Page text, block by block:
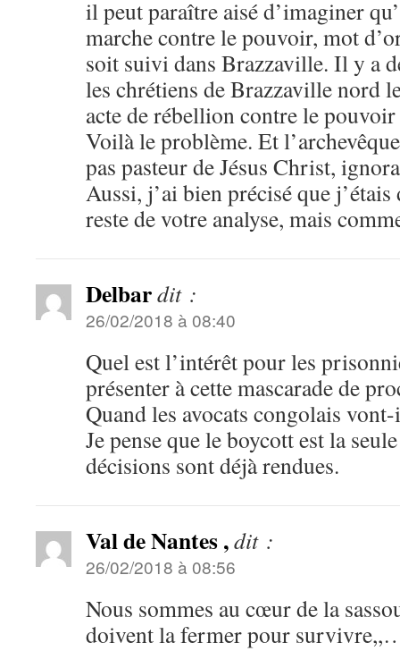
il peut paraître aisé d’imaginer
marche contre le pouvoir, mot
soit suivi dans Brazzaville. Il y a
les chrétiens de Brazzaville nord
acte de rébellion contre le
Voilà le problème. Et
pas pasteur de Jésus Christ,
Aussi, j’ai bien précisé que
reste de votre analyse, mais
Delbardit :
26/02/2018 à 08:40
Quel est l’intérêt pour les
présenter à cette mascarade de
Quand les avocats congolais
Je pense que le boycott est la
décisions sont déjà rendues.
Val de Nantes ,dit :
26/02/2018 à 08:56
Nous sommes au cœur de la
doivent la fermer pour